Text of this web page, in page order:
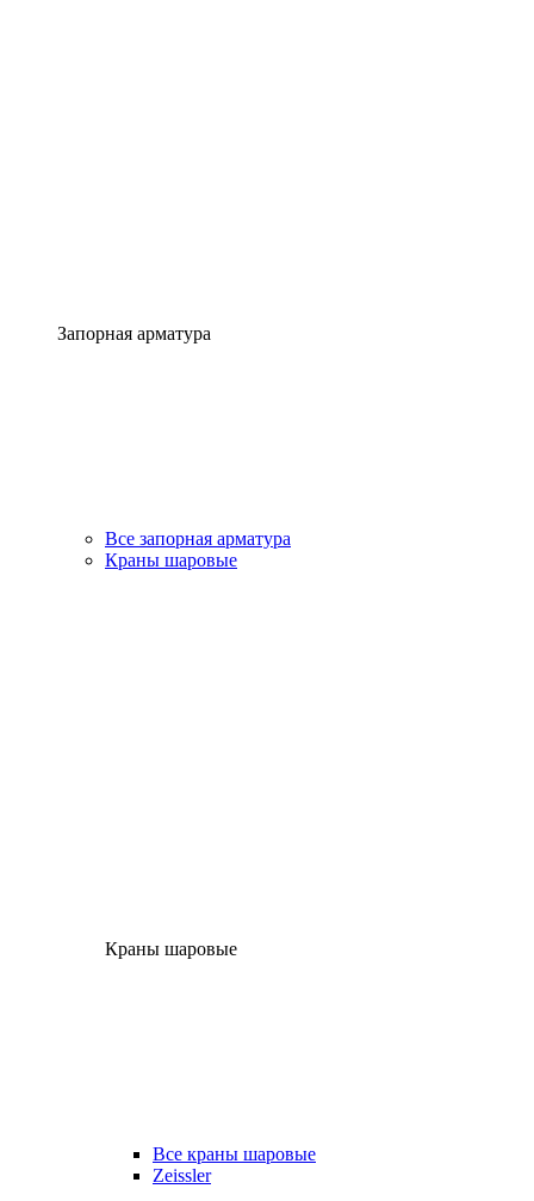
Запорная арматура
Все запорная арматура
Краны шаровые
Краны шаровые
Все краны шаровые
Zeissler